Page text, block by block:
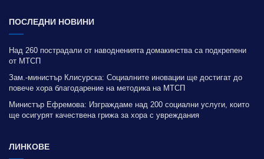
ПОСЛЕДНИ НОВИНИ
Над 260 пострадали от наводненията домакинства са подкрепени
от МТСП
Зам.-министър Клисурска: Социалните иновации ще достигат до
повече хора благодарение на методика на МТСП
Министър Ефремова: Изграждаме над 200 социални услуги, които
ще осигурят качествена грижа за хора с увреждания
ЛИНКОВЕ